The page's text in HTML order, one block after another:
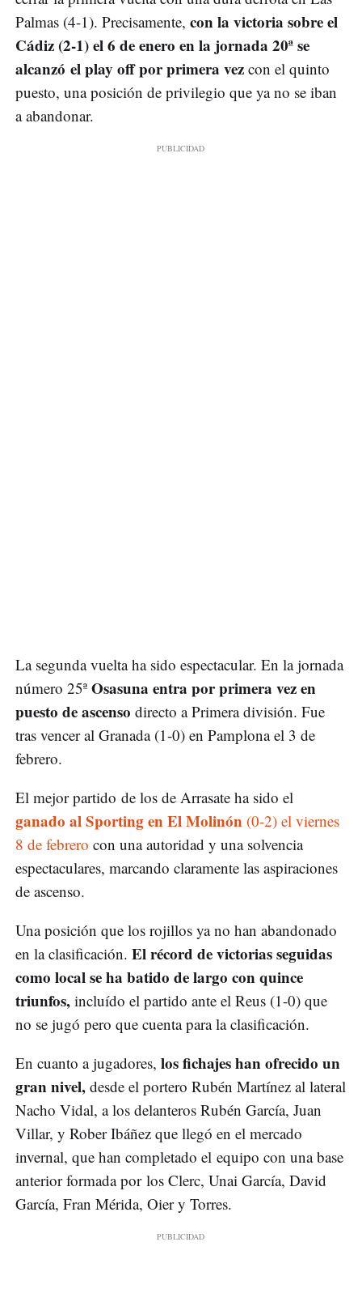
Palmas (4-1). Precisamente, con la victoria sobre el
Cádiz (2-1) el 6 de enero en la jornada 20ª se
alcanzó el play off por primera vez con el quinto
puesto, una posición de privilegio que ya no se iban
a abandonar.
La segunda vuelta ha sido espectacular. En la jornada
número 25ª Osasuna entra por primera vez en
puesto de ascenso directo a Primera división. Fue
tras vencer al Granada (1-0) en Pamplona el 3 de
febrero.
El mejor partido de los de Arrasate ha sido el
ganado al Sporting en El Molinón (0-2) el viernes
8 de febrero con una autoridad y una solvencia
espectaculares, marcando claramente las aspiraciones
de ascenso.
Una posición que los rojillos ya no han abandonado
en la clasificación. El récord de victorias seguidas
como local se ha batido de largo con quince
triunfos, incluído el partido ante el Reus (1-0) que
no se jugó pero que cuenta para la clasificación.
En cuanto a jugadores, los fichajes han ofrecido un
gran nivel, desde el portero Rubén Martínez al lateral
Nacho Vidal, a los delanteros Rubén García, Juan
Villar, y Rober Ibáñez que llegó en el mercado
invernal, que han completado el equipo con una base
anterior formada por los Clerc, Unai García, David
García, Fran Mérida, Oier y Torres.